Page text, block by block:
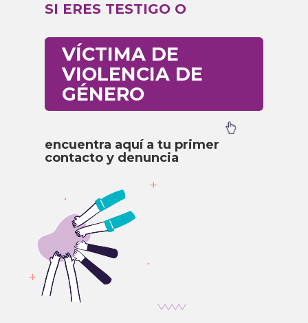
SI ERES TESTIGO O
VÍCTIMA DE
VIOLENCIA DE
GÉNERO
encuentra aquí a tu primer
contacto y denuncia